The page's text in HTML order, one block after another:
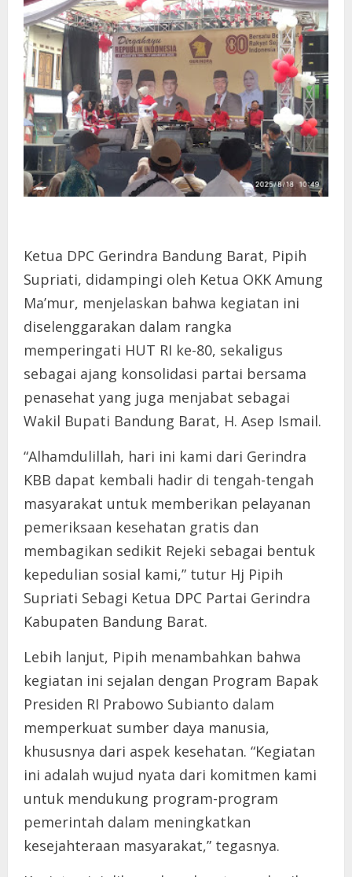
Ketua DPC Gerindra Bandung Barat, Pipih
Supriati, didampingi oleh Ketua OKK Amung
Ma’mur, menjelaskan bahwa kegiatan ini
diselenggarakan dalam rangka
memperingati HUT RI ke-80, sekaligus
sebagai ajang konsolidasi partai bersama
penasehat yang juga menjabat sebagai
Wakil Bupati Bandung Barat, H. Asep Ismail.
“Alhamdulillah, hari ini kami dari Gerindra
KBB dapat kembali hadir di tengah-tengah
masyarakat untuk memberikan pelayanan
pemeriksaan kesehatan gratis dan
membagikan sedikit Rejeki sebagai bentuk
kepedulian sosial kami,” tutur Hj Pipih
Supriati Sebagi Ketua DPC Partai Gerindra
Kabupaten Bandung Barat.
Lebih lanjut, Pipih menambahkan bahwa
kegiatan ini sejalan dengan Program Bapak
Presiden RI Prabowo Subianto dalam
memperkuat sumber daya manusia,
khususnya dari aspek kesehatan. “Kegiatan
ini adalah wujud nyata dari komitmen kami
untuk mendukung program-program
pemerintah dalam meningkatkan
kesejahteraan masyarakat,” tegasnya.